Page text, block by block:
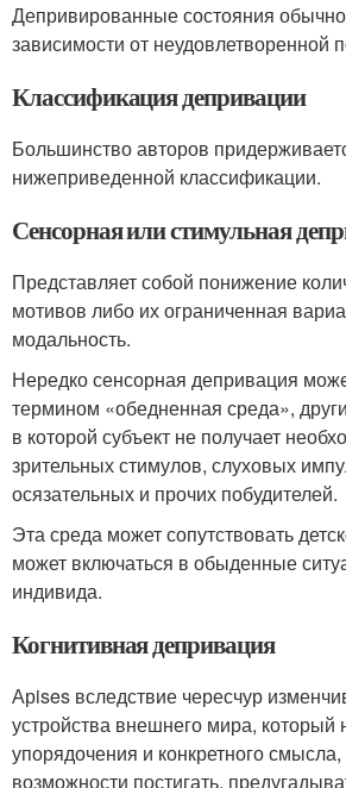
Депривированные состояния
зависимости от неудовлетворенной
Классификация депривации
Большинство авторов
нижеприведенной классификации.
Сенсорная или стимульная
Представляет собой понижение
мотивов либо их ограниченная
модальность.
Нередко сенсорная депривация
термином «обедненная среда»,
в которой субъект не получает
зрительных стимулов, слуховых
осязательных и прочих побудителей.
Эта среда может сопутствовать
может включаться в обыденные
индивида.
Когнитивная депривация
Арises вследствие чересчур
устройства внешнего мира, который
упорядочения и конкретного смысла,
возможности постигать,